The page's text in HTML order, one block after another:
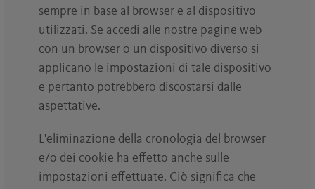
sempre in base al browser e al dispositivo
utilizzati. Se accedi alle nostre pagine web
con un browser o un dispositivo diverso si
applicano le impostazioni di tale dispositivo
e pertanto potrebbero discostarsi dalle
aspettative.
L'eliminazione della cronologia del browser
e/o dei cookie ha effetto anche sulle
impostazioni effettuate. Ciò significa che